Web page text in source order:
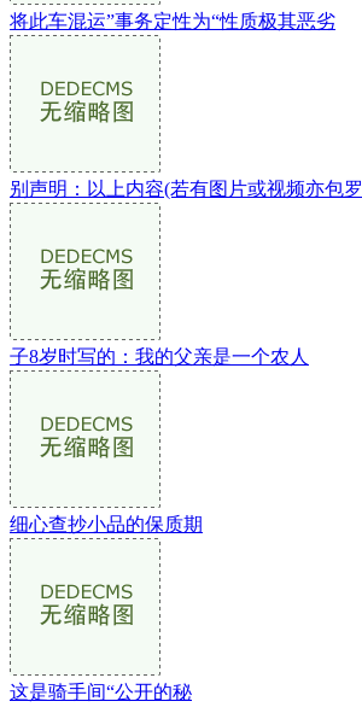
将此车混运”事务定性为“性质极其恶劣
别声明：以上内容(若有图片或视频亦包罗
子8岁时写的：我的父亲是一个农人
细心查抄小品的保质期
这是骑手间“公开的秘